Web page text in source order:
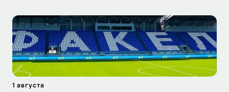
1 августа